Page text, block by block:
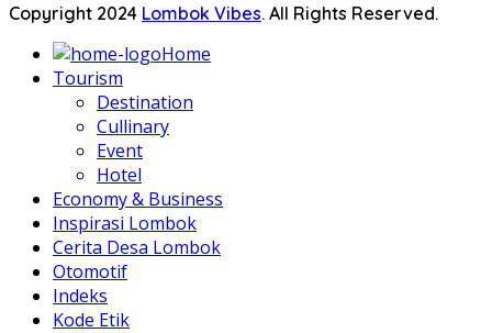
Copyright 2024 Lombok Vibes. All Rights Reserved.
Home
Tourism
Destination
Cullinary
Event
Hotel
Economy & Business
Inspirasi Lombok
Cerita Desa Lombok
Otomotif
Indeks
Kode Etik